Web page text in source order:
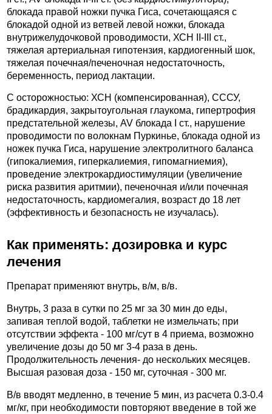
блокада правой ножки пучка Гиса, сочетающаяся с
блокадой одной из ветвей левой ножки, блокада
внутрижелудочковой проводимости, ХСН II-III ст.,
тяжелая артериальная гипотензия, кардиогенный шок,
тяжелая почечная/печеночная недостаточность,
беременность, период лактации.
C осторожностью: ХСН (компенсированная), СССУ,
брадикардия, закрытоугольная глаукома, гипертрофия
предстательной железы, AV блокада I ст., нарушение
проводимости по волокнам Пуркинье, блокада одной из
ножек пучка Гиса, нарушение электролитного баланса
(гипокалиемия, гиперкалиемия, гипомагниемия),
проведение электрокардиостимуляции (увеличение
риска развития аритмии), печеночная и/или почечная
недостаточность, кардиомегалия, возраст до 18 лет
(эффективность и безопасность не изучалась).
Как применять: дозировка и курс
лечения
Препарат применяют внутрь, в/м, в/в.
Внутрь, 3 раза в сутки по 25 мг за 30 мин до еды,
запивая теплой водой, таблетки не измельчать; при
отсутствии эффекта - 100 мг/сут в 4 приема, возможно
увеличение дозы до 50 мг 3-4 раза в день.
Продолжительность лечения- до нескольких месяцев.
Высшая разовая доза - 150 мг, суточная - 300 мг.
В/в вводят медленно, в течение 5 мин, из расчета 0.3-0.4
мг/кг, при необходимости повторяют введение в той же